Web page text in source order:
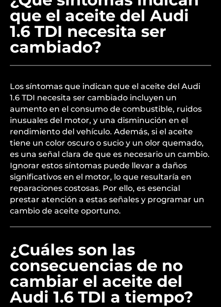
que el aceite del Audi
1.6 TDI necesita ser
cambiado?
Los síntomas que indican que el aceite del Audi
1.6 TDI necesita ser cambiado incluyen un
aumento en el consumo de combustible, ruidos
inusuales del motor, y una disminución en el
rendimiento del vehículo. Además, si el aceite
tiene un color oscuro o sucio y un olor quemado,
es una señal clara de que es necesario un cambio.
Ignorar estos síntomas puede llevar a daños
significativos en el motor, lo que resultaría en
reparaciones costosas. Por ello, es esencial
prestar atención a estas señales y programar un
cambio de aceite oportuno.
¿Cuáles son las
consecuencias de no
cambiar el aceite del
Audi 1.6 TDI a tiempo?